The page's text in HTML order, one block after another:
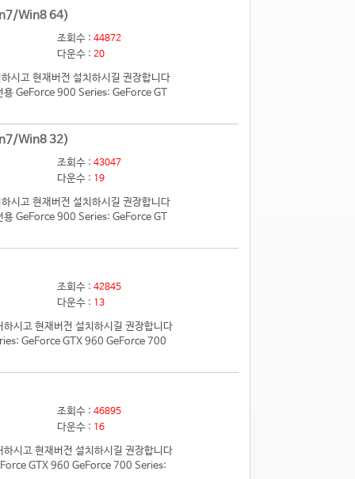
Win8 64)
조회수 : 44872
다운수 : 20
시고 현재버전 설치하시길 권장합니다
GeForce 900 Series: GeForce GT
Win8 32)
조회수 : 43047
다운수 : 19
시고 현재버전 설치하시길 권장합니다
GeForce 900 Series: GeForce GT
조회수 : 42845
다운수 : 13
시고 현재버전 설치하시길 권장합니다
GeForce GTX 960 GeForce 700
조회수 : 46895
다운수 : 16
시고 현재버전 설치하시길 권장합니다
GTX 960 GeForce 700 Series: